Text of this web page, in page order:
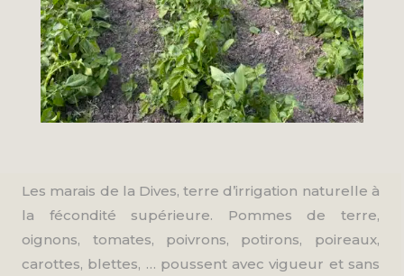
Les marais de la Dives, terre d’irrigation naturelle à
la fécondité supérieure. Pommes de terre,
oignons, tomates, poivrons, potirons, poireaux,
carottes, blettes, … poussent avec vigueur et sans